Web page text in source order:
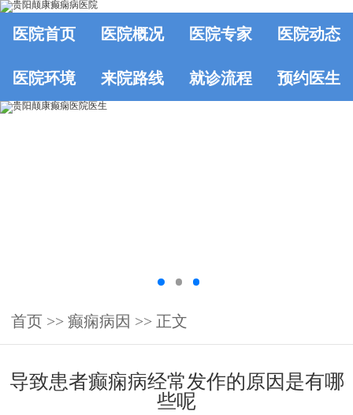
医院首页 医院概况 医院专家 医院动态
医院环境 来院路线 就诊流程 预约医生
首页 >> 癫痫病因 >> 正文
导致患者癫痫病经常发作的原因是有哪
些呢